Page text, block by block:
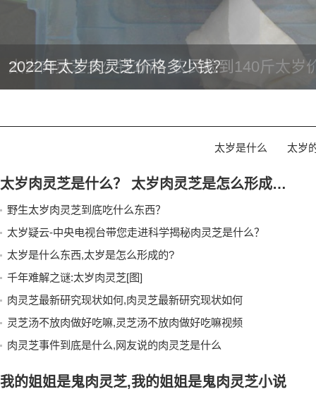
2022年太岁肉灵芝价格多少钱？
太岁是什么 太岁
太岁肉灵芝是什么？ 太岁肉灵芝是怎么形成的？生长在什么地方？
野生太岁肉灵芝到底吃什么东西？
太岁疑云-中央电视台带您走进科学揭秘肉灵芝是什么？
太岁是什么东西,太岁是怎么形成的?
千年难解之谜:太岁肉灵芝[图]
肉灵芝最新研究现状如何,肉灵芝最新研究现状如何
灵芝汤不放肉做好吃嘛,灵芝汤不放肉做好吃嘛视频
肉灵芝事件到底是什么,网友说的肉灵芝是什么
我的姐姐是鬼肉灵芝,我的姐姐是鬼肉灵芝小说